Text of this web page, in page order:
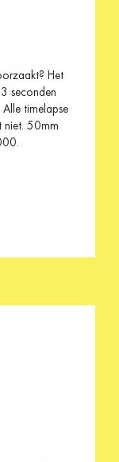
Het
seconden
timelapse
niet. 50mm